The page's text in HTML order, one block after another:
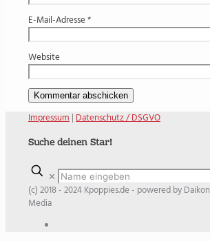
E-Mail-Adresse*
Website
Impressum|Datenschutz / DSGVO
Suche deinen Star!
✕
(c) 2018 - 2024 Kpoppies.de - powered by Daikon
Media